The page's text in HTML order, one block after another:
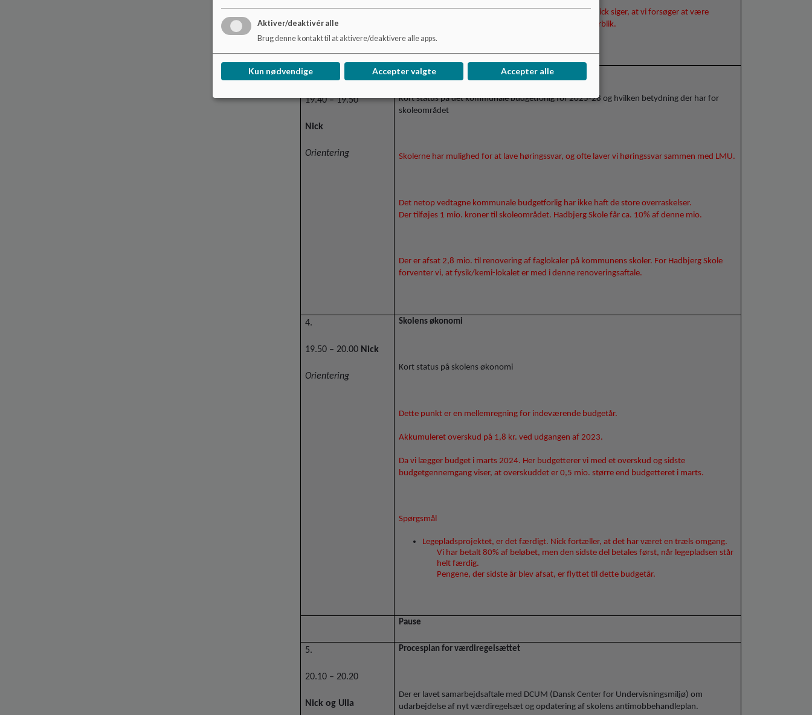
Vi drøfter opslag og beskeder fra forældre om fx salg. Nick siger, at vi forsøger at være
tovholder på de beskeder, der sendes og lægges på overblik.
3.
19.40 – 19.50
Nick
Orientering
Kommunalt budget
Kort status på det kommunale budgetforlig for 2025-28 og hvilken betydning der har for
skoleområdet
Skolerne har mulighed for at lave høringssvar, og ofte laver vi høringssvar sammen med LMU.
Det netop vedtagne kommunale budgetforlig har ikke haft de store overraskelser.
Der tilføjes 1 mio. kroner til skoleområdet. Hadbjerg Skole får ca. 10% af denne mio.
Der er afsat 2,8 mio. til renovering af faglokaler på kommunens skoler. For Hadbjerg Skole
forventer vi, at fysik/kemi-lokalet er med i denne renoveringsaftale.
4.
19.50 – 20.00 Nick
Orientering
Skolens økonomi
Kort status på skolens økonomi
Dette punkt er en mellemregning for indeværende budgetår.
Akkumuleret overskud på 1,8 kr. ved udgangen af 2023.
Da vi lægger budget i marts 2024. Her budgetterer vi med et overskud og sidste
budgetgennemgang viser, at overskuddet er 0,5 mio. større end budgetteret i marts.
Spørgsmål
Legepladsprojektet, er det færdigt. Nick fortæller, at det har været en træls omgang.
Vi har betalt 80% af beløbet, men den sidste del betales først, når legepladsen står
helt færdig.
Pengene, der sidste år blev afsat, er flyttet til dette budgetår.
Pause
5.
20.10 – 20.20
Nick og Ulla
Procesplan for værdiregelsættet
Der er lavet samarbejdsaftale med DCUM (Dansk Center for Undervisningsmiljø) om
udarbejdelse af nyt værdiregelsæt og opdatering af skolens antimobbehandleplan.
Aktiver/deaktivér alle
Brug denne kontakt til at aktivere/deaktivere alle apps.
Kun nødvendige Accepter valgte Accepter alle